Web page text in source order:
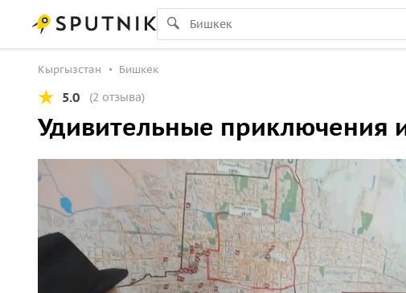
Кыргызстан Бишкек
5.0 (2 отзыва)
Удивительные приключения